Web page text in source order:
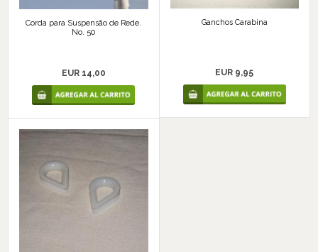
Corda para Suspensão de Rede.
No. 50
EUR 14,00
Ganchos Carabina
EUR 9,95